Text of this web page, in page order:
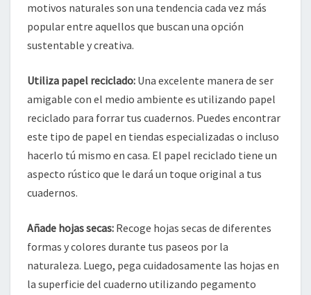
motivos naturales son una tendencia cada vez más
popular entre aquellos que buscan una opción
sustentable y creativa.
Utiliza papel reciclado: Una excelente manera de ser
amigable con el medio ambiente es utilizando papel
reciclado para forrar tus cuadernos. Puedes encontrar
este tipo de papel en tiendas especializadas o incluso
hacerlo tú mismo en casa. El papel reciclado tiene un
aspecto rústico que le dará un toque original a tus
cuadernos.
Añade hojas secas: Recoge hojas secas de diferentes
formas y colores durante tus paseos por la
naturaleza. Luego, pega cuidadosamente las hojas en
la superficie del cuaderno utilizando pegamento